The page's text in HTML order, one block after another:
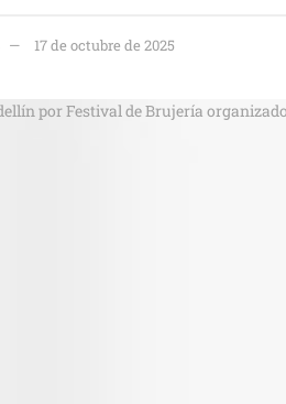
17 de octubre de 2025